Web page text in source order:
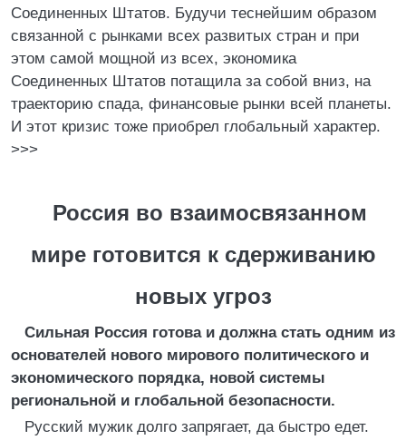
Соединенных Штатов. Будучи теснейшим образом
связанной с рынками всех развитых стран и при
этом самой мощной из всех, экономика
Соединенных Штатов потащила за собой вниз, на
траекторию спада, финансовые рынки всей планеты.
И этот кризис тоже приобрел глобальный характер.
>>>
Россия во взаимосвязанном
мире готовится к сдерживанию
новых угроз
Сильная Россия готова и должна стать одним из
основателей нового мирового политического и
экономического порядка, новой системы
региональной и глобальной безопасности.
Русский мужик долго запрягает, да быстро едет.